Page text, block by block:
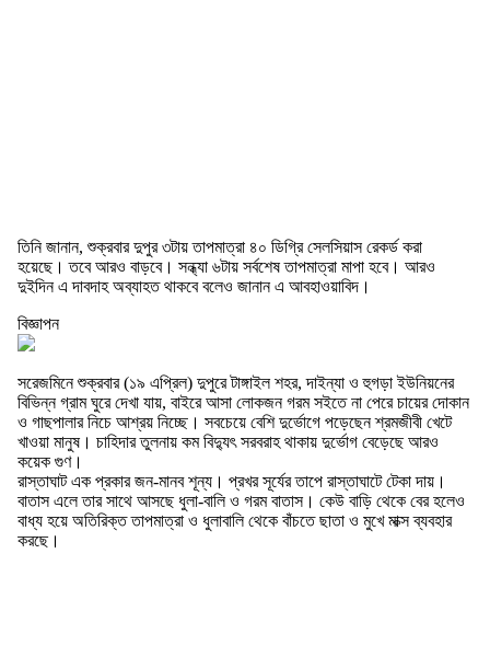
তিনি জানান, শুক্রবার দুপুর ৩টায় তাপমাত্রা ৪০ ডিগ্রি সেলসিয়াস রেকর্ড করা
হয়েছে। তবে আরও বাড়বে। সন্ধ্যা ৬টায় সর্বশেষ তাপমাত্রা মাপা হবে। আরও
দুইদিন এ দাবদাহ অব্যাহত থাকবে বলেও জানান এ আবহাওয়াবিদ।
বিজ্ঞাপন
সরেজমিনে শুক্রবার (১৯ এপ্রিল) দুপুরে টাঙ্গাইল শহর, দাইন্যা ও হুগড়া ইউনিয়নের
বিভিন্ন গ্রাম ঘুরে দেখা যায়, বাইরে আসা লোকজন গরম সইতে না পেরে চায়ের দোকান
ও গাছপালার নিচে আশ্রয় নিচ্ছে। সবচেয়ে বেশি দুর্ভোগে পড়েছেন শ্রমজীবী খেটে
খাওয়া মানুষ। চাহিদার তুলনায় কম বিদ্যুৎ সরবরাহ থাকায় দুর্ভোগ বেড়েছে আরও
কয়েক গুণ।
রাস্তাঘাট এক প্রকার জন-মানব শূন্য। প্রখর সূর্যের তাপে রাস্তাঘাটে টেকা দায়।
বাতাস এলে তার সাথে আসছে ধুলা-বালি ও গরম বাতাস। কেউ বাড়ি থেকে বের হলেও
বাধ্য হয়ে অতিরিক্ত তাপমাত্রা ও ধুলাবালি থেকে বাঁচতে ছাতা ও মুখে মাক্স ব্যবহার
করছে।